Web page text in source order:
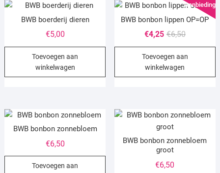
BWB boerderij dieren
€5,00
Toevoegen aan
winkelwagen
Aanbieding!
BWB bonbon lippen OP=OP
€6,50
prijs
was:
€4,25
Huidige
prijs
is:
Toevoegen aan
winkelwagen
BWB bonbon zonnebloem
€6,50
Toevoegen aan
BWB bonbon zonnebloem
groot
€6,50